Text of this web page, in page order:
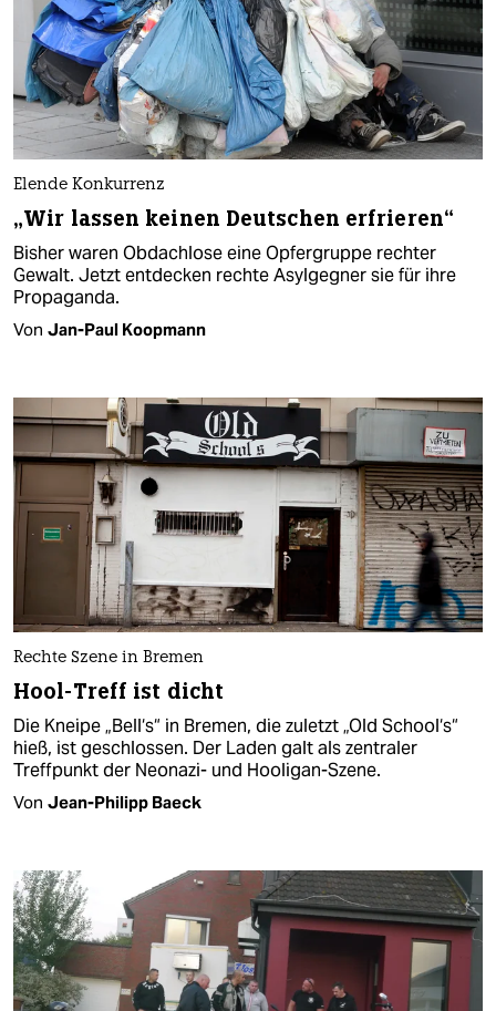
Elende Konkurrenz
„Wir lassen keinen Deutschen erfrieren“
Bisher waren Obdachlose eine Opfergruppe rechter
Gewalt. Jetzt entdecken rechte Asylgegner sie für ihre
Propaganda.
Von Jan-Paul Koopmann
Rechte Szene in Bremen
Hool-Treff ist dicht
Die Kneipe „Bell‘s“ in Bremen, die zuletzt „Old School‘s“
hieß, ist geschlossen. Der Laden galt als zentraler
Treffpunkt der Neonazi- und Hooligan-Szene.
Von Jean-Philipp Baeck